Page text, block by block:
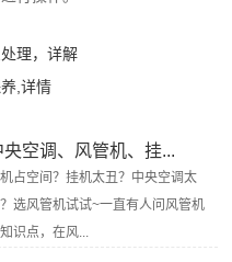
理，详解
,详情
央空调、风管机、挂...
占空间？挂机太丑？中央空调太
选风管机试试~一直有人问风管机
识点，在风...